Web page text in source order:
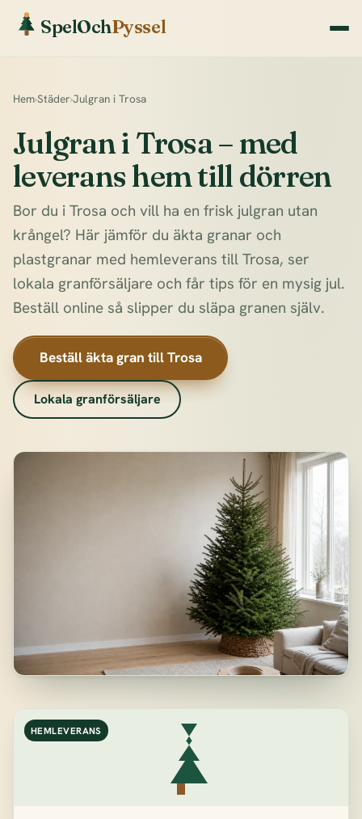
SpelOchPyssel
Hem›Städer›Julgran i Trosa
Julgran i Trosa – med
leverans hem till dörren
Bor du i Trosa och vill ha en frisk julgran utan
krångel? Här jämför du äkta granar och
plastgranar med hemleverans till Trosa, ser
lokala granförsäljare och får tips för en mysig jul.
Beställ online så slipper du släpa granen själv.
Beställ äkta gran till Trosa
Lokala granförsäljare
HEMLEVERANS